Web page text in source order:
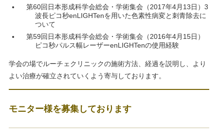
第60回日本形成科学会総会・学術集会（2017年4月13日）3
波長ピコ秒enLIGHTenを用いた色素性病変と刺青除去に
ついて
第59回日本形成科学会総会・学術集会（2016年4月15日）
ピコ秒パルス幅レーザーenLIGHTenの使用経験
学会の場でルーチェクリニックの施術方法、経過を説明し、より
よい治療が確立されていくよう寄与しております。
モニター様を募集しております